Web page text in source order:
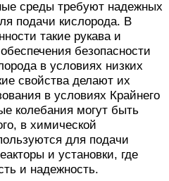
среды требуют надежных
подачи кислорода. В
такие рукава и
безопасности
в условиях низких
свойства делают их
в условиях Крайнего
колебания могут быть
в химической
для подачи
и установки, где
и надежность.